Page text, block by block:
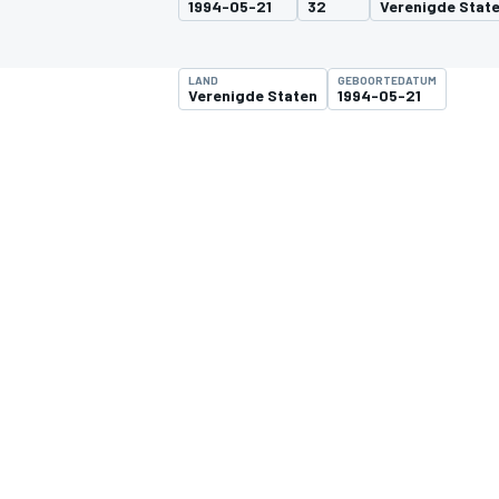
1994-05-21 32 Verenigde
LAND
Verenigde Staten
GEBOORTEDATUM
1994-05-21